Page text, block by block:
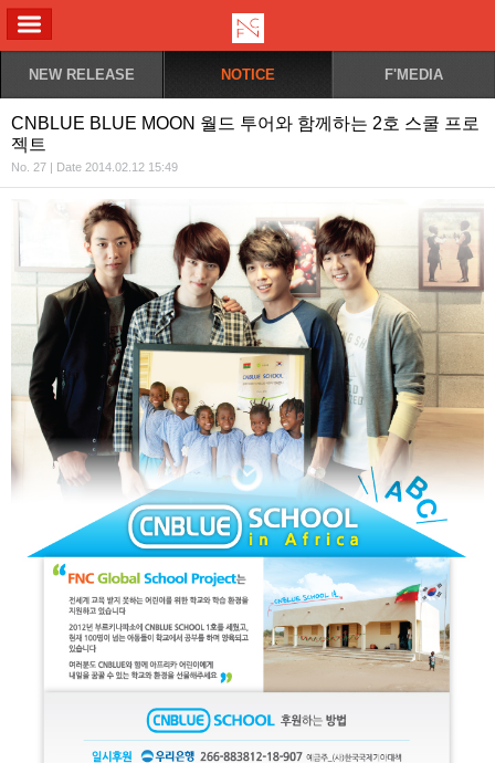
NEW RELEASE NOTICE F'MEDIA
CNBLUE BLUE MOON 월드 투어와 함께하는 2호 스쿨 프로
젝트
No. 27 | Date 2014.02.12 15:49